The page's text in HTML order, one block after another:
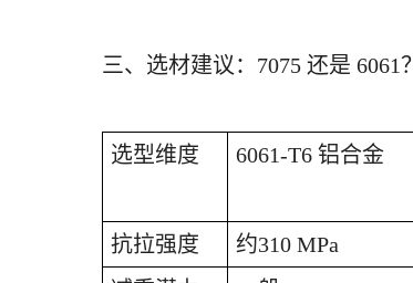
三、选材建议： 7075 还是 6061？
选型维度 6061-T6 铝合金
抗拉强度
约310 MPa